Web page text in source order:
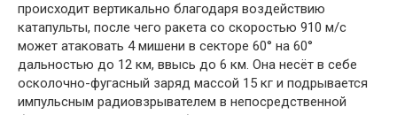
происходит вертикально благодаря воздействию
катапульты, после чего ракета со скоростью 910 м/с
может атаковать 4 мишени в секторе 60° на 60°
дальностью до 12 км, ввысь до 6 км. Она несёт в себе
осколочно-фугасный заряд массой 15 кг и подрывается
импульсным радиовзрывателем в непосредственной